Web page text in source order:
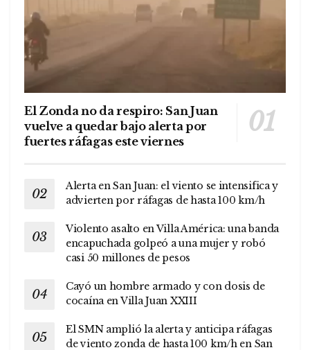
El Zonda no da respiro: San Juan
vuelve a quedar bajo alerta por
fuertes ráfagas este viernes
Alerta en San Juan: el viento se intensifica y
advierten por ráfagas de hasta 100 km/h
Violento asalto en Villa América: una banda
encapuchada golpeó a una mujer y robó
casi 50 millones de pesos
Cayó un hombre armado y con dosis de
cocaína en Villa Juan XXIII
El SMN amplió la alerta y anticipa ráfagas
de viento zonda de hasta 100 km/h en San